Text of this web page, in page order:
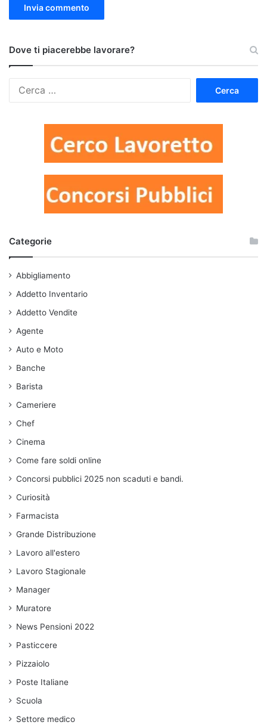
Dove ti piacerebbe lavorare?
Categorie
Abbigliamento
Addetto Inventario
Addetto Vendite
Agente
Auto e Moto
Banche
Barista
Cameriere
Chef
Cinema
Come fare soldi online
Concorsi pubblici 2025 non scaduti e bandi.
Curiosità
Farmacista
Grande Distribuzione
Lavoro all'estero
Lavoro Stagionale
Manager
Muratore
News Pensioni 2022
Pasticcere
Pizzaiolo
Poste Italiane
Scuola
Settore medico